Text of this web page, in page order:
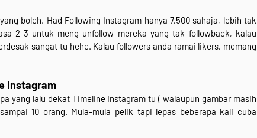
boleh. Had Following Instagram hanya 7,500 sahaja, lebih tak
2-3 untuk meng-unfollow mereka yang tak followback, kalau
sangat tu hehe. Kalau followers anda ramai likers, memang
Instagram
yang lalu dekat Timeline Instagram tu ( walaupun gambar masih
10 orang. Mula-mula pelik tapi lepas beberapa kali cuba